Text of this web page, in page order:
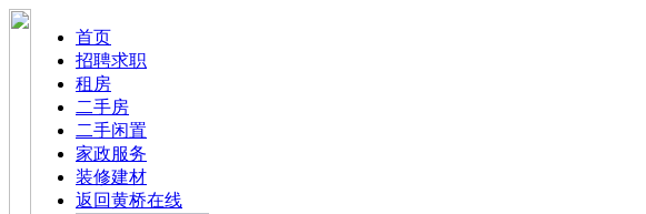
首页
招聘求职
租房
二手房
二手闲置
家政服务
装修建材
返回黄桥在线